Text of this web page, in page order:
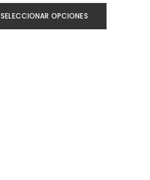
SELECCIONAR OPCIONES